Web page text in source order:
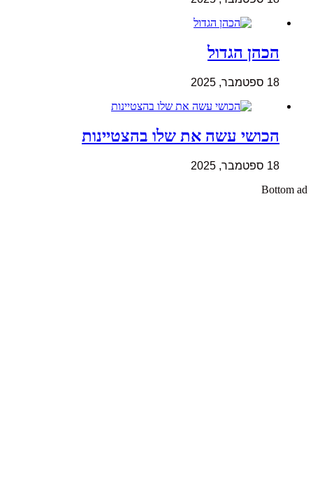
הכהן הגדול
18 ספטמבר, 2025
הכושי עשה את שלו בהצטיינות
18 ספטמבר, 2025
Bottom ad